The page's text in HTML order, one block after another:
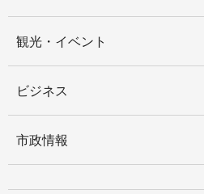
観光・イベント
ビジネス
市政情報